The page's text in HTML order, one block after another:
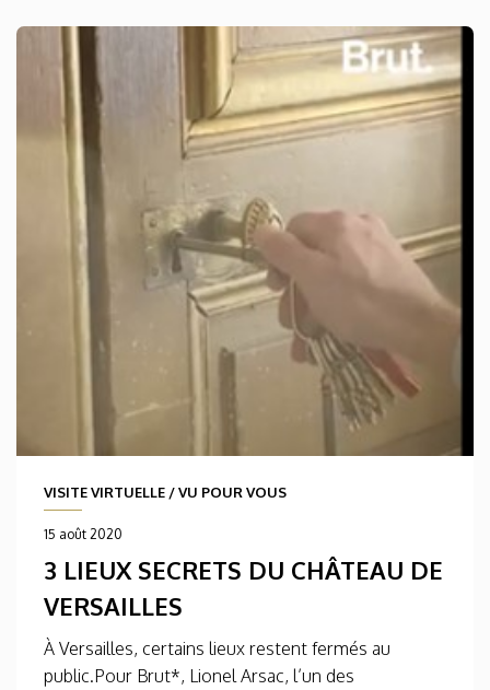
VISITE VIRTUELLE /VU POUR VOUS
15 août 2020
3 LIEUX SECRETS DU CHÂTEAU DE
VERSAILLES
À Versailles, certains lieux restent fermés au
public.Pour Brut*, Lionel Arsac, l’un des